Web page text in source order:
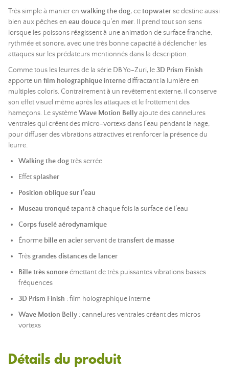
Très simple à manier en walking the dog, cetopwaterse destine aussi
bien aux pêches en eau doucequ’en mer. Il prend tout son sens
lorsque les poissons réagissent à une animation de surface franche,
rythmée et sonore, avec une très bonne capacité à déclencher les
attaques sur les prédateurs mentionnés dans la description.
Comme tous les leurres de la série DB Yo-Zuri, le3D Prism Finish
apporte un film holographique internediffractant la lumière en
multiples coloris. Contrairement à un revêtement externe, il conserve
son effet visuel même après les attaques et le frottement des
hameçons. Le systèmeWave Motion Bellyajoute des cannelures
ventrales qui créent des micro-vortexs dans l’eau pendant la nage,
pour diffuser des vibrations attractives et renforcer la présence du
leurre.
Walking the dogtrès serrée
Effetsplasher
Position oblique sur l’eau
Museau tronquétapant à chaque fois la surface de l’eau
Corps fuselé aérodynamique
Énorme bille en acierservant detransfert de masse
Trèsgrandes distances de lancer
Bille très sonoreémettant de très puissantes vibrations basses
fréquences
3D Prism Finish : film holographique interne
Wave Motion Belly : cannelures ventrales créant des micros
vortexs
Détails du produit